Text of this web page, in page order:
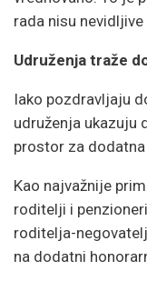
rada nisu
Udruženja traže
Iako pozdravljaju
udruženja ukazuju
prostor za dodatna
Kao najvažnije
roditelji i
roditelja-
na dodatni